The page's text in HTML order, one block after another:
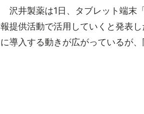
沢井製薬は1日、タブレット端末
報提供活動で活用していくと発表
に導入する動きが広がっているが、